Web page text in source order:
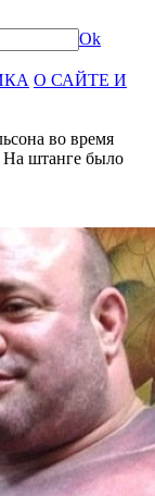
Ok
О САЙТЕ И
во время
На штанге было